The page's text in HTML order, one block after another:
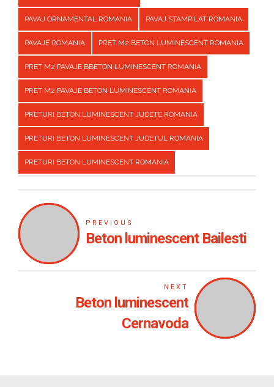
PAVAJ ORNAMENTAL ROMANIA PAVAJ STAMPILAT ROMANIA
PAVAJE ROMANIA PRET M2 BETON LUMINESCENT ROMANIA
PRET M2 PAVAJE BBETON LUMINESCENT ROMANIA
PRET M2 PAVAJE BETON LUMINESCENT ROMANIA
PRETURI BETON LUMINESCENT JUDETE ROMANIA
PRETURI BETON LUMINESCENT JUDETUL ROMANIA
PRETURI BETON LUMINESCENT ROMANIA
PREVIOUS
Beton luminescent Bailesti
NEXT
Beton luminescent
Cernavoda